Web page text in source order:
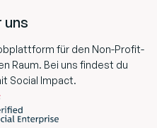
uns
für den Non-Profit-
Raum. Bei uns findest du
Social Impact.